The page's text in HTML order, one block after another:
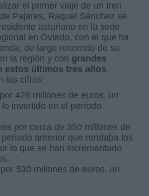
el primer viaje de un tren
Pajares, Raquel Sánchez se
asturiano en la sede
en Oviedo, con el que ha
de largo recorrido de su
la región y con grandes
estos últimos tres años,
las cifras:
428 millones de euros, un
invertido en el período
por cerca de 350 millones de
anterior que rondaba los
lo que se han incrementado
530 millones de euros, un